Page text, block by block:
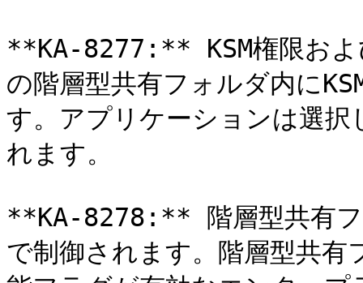
**KA-8277:** KSM権限およ
の階層型共有フォルダ内に
す。アプリケーションは選
れます。
**KA-8278:** 階層型共有フ
で制御されます。階層型共